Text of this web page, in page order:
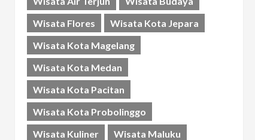
Wisata Flores
Wisata Kota Jepara
Wisata Kota Magelang
Wisata Kota Medan
Wisata Kota Pacitan
Wisata Kota Probolinggo
Wisata Kuliner
Wisata Maluku